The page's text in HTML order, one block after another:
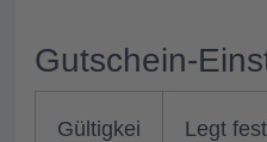
Gutschein-
Gültigkei
Legt